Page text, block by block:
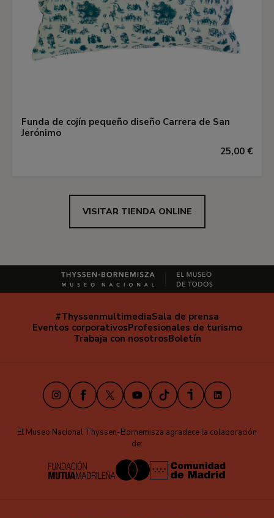
Funda de cojín pequeño diseño Carrera de San
Jerónimo
25,00 €
VISITAR TIENDA ONLINE
Navegación
secundaria
#ThyssenmultimediaSala de prensa
Eventos corporativosProfesionales de turismo
Trabaja con nosotrosBoletín
InstagramFacebook
X YoutubeTikTokiVooxLinkedIn
El Museo Nacional Thyssen-Bornemisza agradece la colaboración
de: